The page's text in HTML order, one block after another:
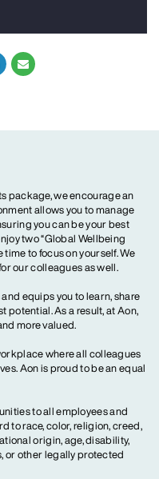
package, we encourage an
allows you to manage
you can be your best
two “Global Wellbeing
to focus on yourself. We
our colleagues as well.
equips you to learn, share
potential. As a result, at Aon,
more valued.
where all colleagues
Aon is proud to be an equal
to all employees and
to race, color, religion, creed,
origin, age, disability,
or other legally protected